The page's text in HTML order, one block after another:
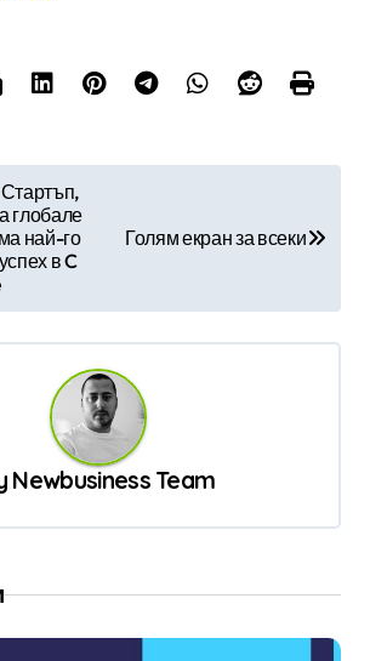
глобале
най-го
в C
Голям екран за всеки
Newbusiness Team